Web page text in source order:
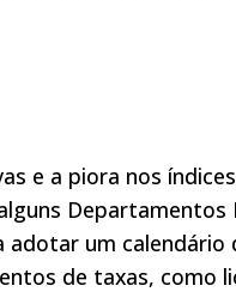
e a piora nos
Departamentos
adotar um calendário
de taxas, como